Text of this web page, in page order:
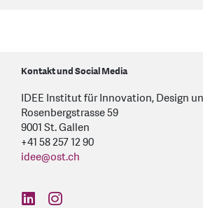
Kontakt und Social Media
IDEE Institut für Innovation, Design
Rosenbergstrasse 59
9001 St. Gallen
+41 58 257 12 90
idee@ost.ch
find us on: linkedin
find us on: instagram